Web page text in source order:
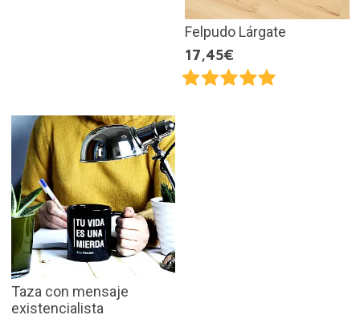
Felpudo Lárgate
17,45€
Taza con mensaje
existencialista